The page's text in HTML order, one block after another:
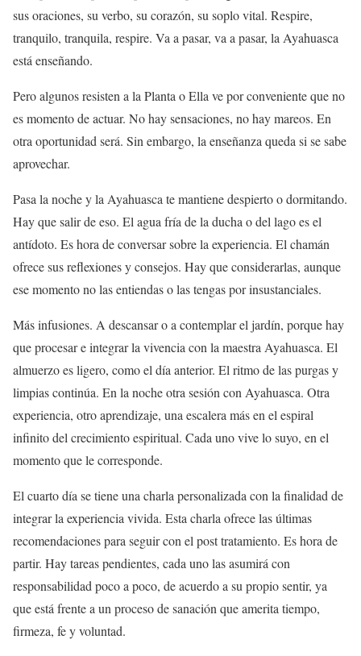
sus oraciones, su verbo, su corazón, su soplo vital. Respire,
tranquilo, tranquila, respire. Va a pasar, va a pasar, la Ayahuasca
está enseñando.
Pero algunos resisten a la Planta o Ella ve por conveniente que no
es momento de actuar. No hay sensaciones, no hay mareos. En
otra oportunidad será. Sin embargo, la enseñanza queda si se sabe
aprovechar.
Pasa la noche y la Ayahuasca te mantiene despierto o dormitando.
Hay que salir de eso. El agua fría de la ducha o del lago es el
antídoto. Es hora de conversar sobre la experiencia. El chamán
ofrece sus reflexiones y consejos. Hay que considerarlas, aunque
ese momento no las entiendas o las tengas por insustanciales.
Más infusiones. A descansar o a contemplar el jardín, porque hay
que procesar e integrar la vivencia con la maestra Ayahuasca. El
almuerzo es ligero, como el día anterior. El ritmo de las purgas y
limpias continúa. En la noche otra sesión con Ayahuasca. Otra
experiencia, otro aprendizaje, una escalera más en el espiral
infinito del crecimiento espiritual. Cada uno vive lo suyo, en el
momento que le corresponde.
El cuarto día se tiene una charla personalizada con la finalidad de
integrar la experiencia vivida. Esta charla ofrece las últimas
recomendaciones para seguir con el post tratamiento. Es hora de
partir. Hay tareas pendientes, cada uno las asumirá con
responsabilidad poco a poco, de acuerdo a su propio sentir, ya
que está frente a un proceso de sanación que amerita tiempo,
firmeza, fe y voluntad.